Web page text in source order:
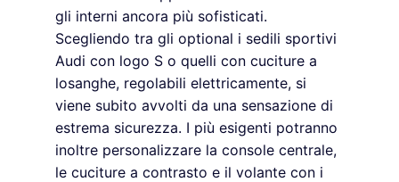
gli interni ancora più sofisticati.
Scegliendo tra gli optional i sedili sportivi
Audi con logo S o quelli con cuciture a
losanghe, regolabili elettricamente, si
viene subito avvolti da una sensazione di
estrema sicurezza. I più esigenti potranno
inoltre personalizzare la console centrale,
le cuciture a contrasto e il volante con i